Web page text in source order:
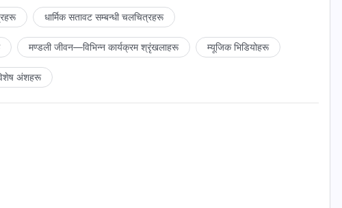
विश्‍वस्त छौं।
छुट्ट्याउँछन्।
वचनको वास्तविकतामा जिउँछन्।
धार्मिक सतावट सम्‍बन्धी चलचित्रहरू
मण्डली जीवन—विभिन्‍न कार्यक्रम श्रृंखलाहरू म्यूजिक भिडियोहरू
अंशहरू